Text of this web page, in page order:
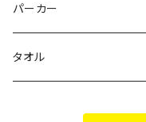
Milky✳︎Sphene
シークレットシャノワール
Milky✳︎Sphene
サコッシュ
パーカー
スポポポポニー
タオル